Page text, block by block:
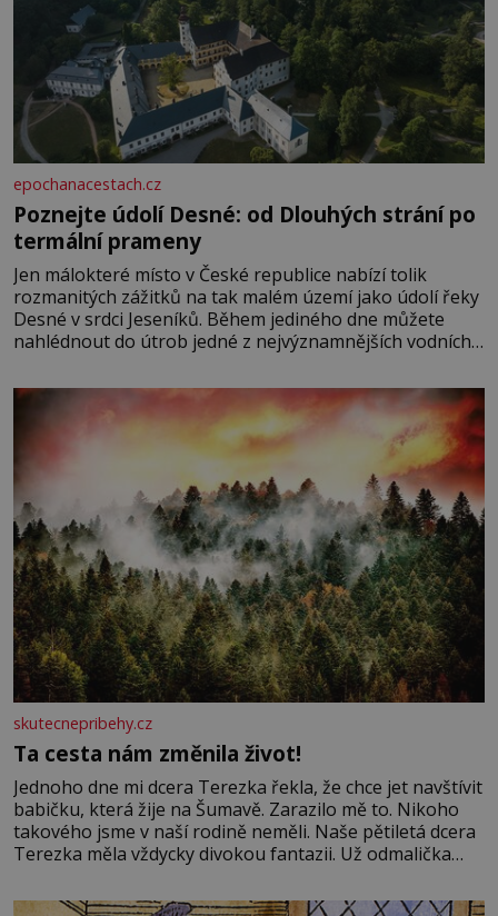
epochanacestach.cz
Poznejte údolí Desné: od Dlouhých strání po
termální prameny
Jen málokteré místo v České republice nabízí tolik
rozmanitých zážitků na tak malém území jako údolí řeky
Desné v srdci Jeseníků. Během jediného dne můžete
nahlédnout do útrob jedné z nejvýznamnějších vodních
se na koloběžce a den zakončit poznáváním památek ve
Velkých Losinách nebo v termálním
skutecnepribehy.cz
Ta cesta nám změnila život!
Jednoho dne mi dcera Terezka řekla, že chce jet navštívit
babičku, která žije na Šumavě. Zarazilo mě to. Nikoho
takového jsme v naší rodině neměli. Naše pětiletá dcera
Terezka měla vždycky divokou fantazii. Už odmalička
zdálo o jednorožcích, krásných princeznách, statečných